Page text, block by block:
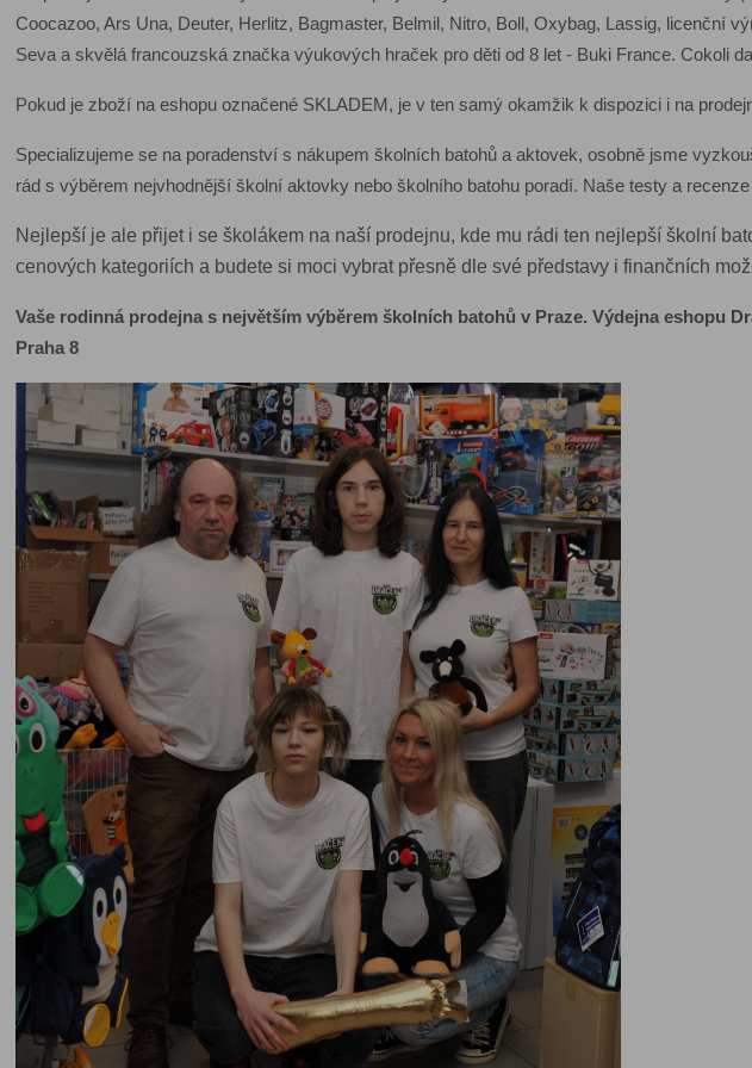
Coocazoo, Ars Una, Deuter, Herlitz, Bagmaster, Belmil, Nitro, Boll, Oxybag, Lassig,
Seva a skvělá francouzská značka výukových hraček pro děti od 8 let - Buki France. Cokoli
Pokud je zboží na eshopu označené SKLADEM, je v ten samý okamžik k dispozici i na
Specializujeme se na poradenství s nákupem školních batohů a aktovek, osobně jsme
rád s výběrem nejvhodnější školní aktovky nebo školního batohu poradí. Naše testy a
Nejlepší je ale přijet i se školákem na naší prodejnu, kde mu rádi ten nejlepší školní
cenových kategoriích a budete si moci vybrat přesně dle své představy i finančních
Vaše rodinná prodejna s největším výběrem školních batohů v Praze. Výdejna eshopu
Praha 8